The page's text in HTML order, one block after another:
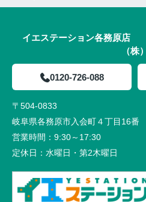
イエステーション各
（株）
0120-726-088
〒504-0833
岐阜県各務原市入会町４丁目16番
営業時間： 9:30～17:30
定休日： 水曜日・第2木曜日